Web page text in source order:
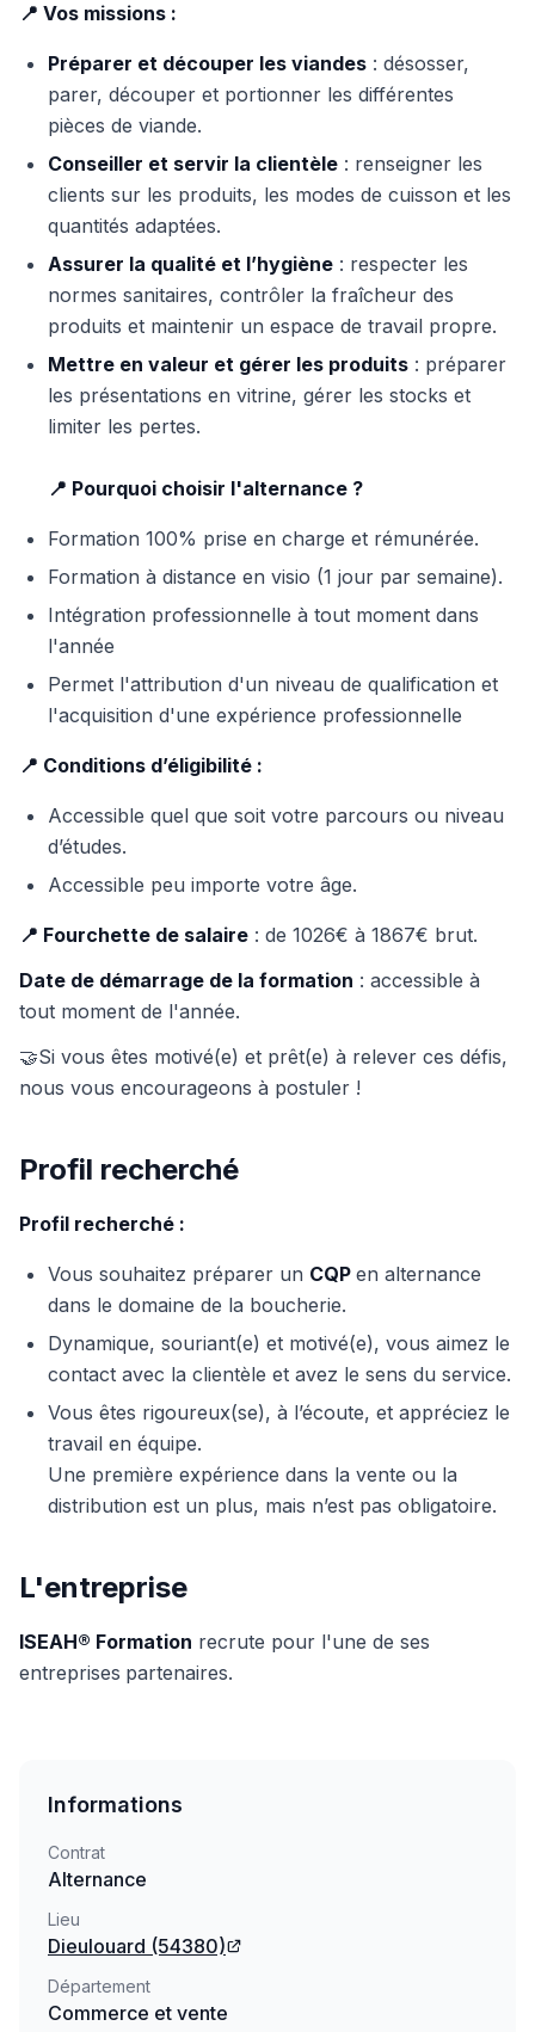
📍 Vos missions :
Préparer et découper les viandes : désosser,
parer, découper et portionner les différentes
pièces de viande.
Conseiller et servir la clientèle : renseigner les
clients sur les produits, les modes de cuisson et les
quantités adaptées.
Assurer la qualité et l’hygiène : respecter les
normes sanitaires, contrôler la fraîcheur des
produits et maintenir un espace de travail propre.
Mettre en valeur et gérer les produits : préparer
les présentations en vitrine, gérer les stocks et
limiter les pertes.
📍 Pourquoi choisir l'alternance ?
Formation 100% prise en charge et rémunérée.
Formation à distance en visio (1 jour par semaine).
Intégration professionnelle à tout moment dans
l'année
Permet l'attribution d'un niveau de qualification et
l'acquisition d'une expérience professionnelle
📍 Conditions d’éligibilité :
Accessible quel que soit votre parcours ou niveau
d’études.
Accessible peu importe votre âge.
📍 Fourchette de salaire : de 1026€ à 1867€ brut.
Date de démarrage de la formation : accessible à
tout moment de l'année.
🤝Si vous êtes motivé(e) et prêt(e) à relever ces défis,
nous vous encourageons à postuler !
Profil recherché
Profil recherché :
Vous souhaitez préparer un CQP en alternance
dans le domaine de la boucherie.
Dynamique, souriant(e) et motivé(e), vous aimez le
contact avec la clientèle et avez le sens du service.
Vous êtes rigoureux(se), à l’écoute, et appréciez le
travail en équipe.
Une première expérience dans la vente ou la
distribution est un plus, mais n’est pas obligatoire.
L'entreprise
ISEAH® Formation recrute pour l'une de ses
entreprises partenaires.
Informations
Contrat
Alternance
Lieu
Dieulouard (54380)
Département
Commerce et vente